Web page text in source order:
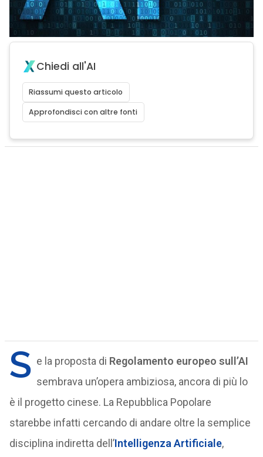
Chiedi all'AI
Riassumi questo articolo
Approfondisci con altre fonti
S e la proposta di Regolamento europeo sull’AI
sembrava un’opera ambiziosa, ancora di più lo
è il progetto cinese. La Repubblica Popolare
starebbe infatti cercando di andare oltre la semplice
disciplina indiretta dell’Intelligenza Artificiale,